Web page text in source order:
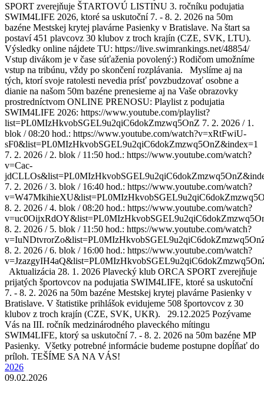
SPORT zverejňuje ŠTARTOVÚ LISTINU 3. ročníku podujatia
SWIM4LIFE 2026, ktoré sa uskutoční 7. - 8. 2. 2026 na 50m
bazéne Mestskej krytej plavárne Pasienky v Bratislave. Na štart sa
postaví 451 plavcovz 30 klubov z troch krajín (CZE, SVK, LTU).
Výsledky online nájdete TU: https://live.swimrankings.net/48854/
Vstup divákom je v čase súťaženia povolený:) Rodičom umožníme
vstup na tribúnu, vždy po skončení rozplávania. Myslíme aj na
tých, ktorí svoje ratolesti nevedia prísť povzbudzovať osobne a
dianie na našom 50m bazéne prenesieme aj na Vaše obrazovky
prostredníctvom ONLINE PRENOSU: Playlist z podujatia
SWIM4LIFE 2026: https://www.youtube.com/playlist?
list=PL0MIzHkvobSGEL9u2qiC6dokZmzwq5OnZ 7. 2. 2026 / 1.
blok / 08:20 hod.: https://www.youtube.com/watch?v=xRtFwiU-
sF0&list=PL0MIzHkvobSGEL9u2qiC6dokZmzwq5OnZ&index=1
7. 2. 2026 / 2. blok / 11:50 hod.: https://www.youtube.com/watch?
v=Cac-
7. 2. 2026 / 3. blok / 16:40 hod.: https://www.youtube.com/watch?
8. 2. 2026 / 4. blok / 08:20 hod.: https://www.youtube.com/watch?
8. 2. 2026 / 5. blok / 11:50 hod.: https://www.youtube.com/watch?
8. 2. 2026 / 6. blok / 16:00 hod.: https://www.youtube.com/watch?
Aktualizácia 28. 1. 2026 Plavecký klub ORCA SPORT zverejňuje
prijatých športovcov na podujatia SWIM4LIFE, ktoré sa uskutoční
7. - 8. 2. 2026 na 50m bazéne Mestskej krytej plavárne Pasienky v
Bratislave. V štatistike prihlášok evidujeme 508 športovcov z 30
klubov z troch krajín (CZE, SVK, UKR). 29.12.2025 Pozývame
Vás na III. ročník medzinárodného plaveckého mítingu
SWIM4LIFE, ktorý sa uskutoční 7. - 8. 2. 2026 na 50m bazéne MP
Pasienky. Všetky potrebné informácie budeme postupne dopĺňať do
príloh. TEŠÍME SA NA VÁS!
2026
09.02.2026